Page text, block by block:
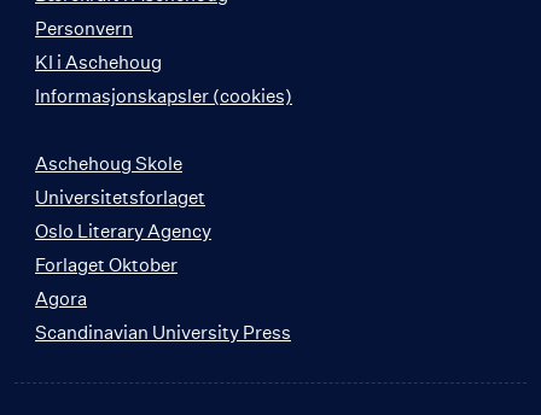
Personvern
KI i Aschehoug
Informasjonskapsler (cookies)
Aschehoug Skole
Universitetsforlaget
Oslo Literary Agency
Forlaget Oktober
Agora
Scandinavian University Press